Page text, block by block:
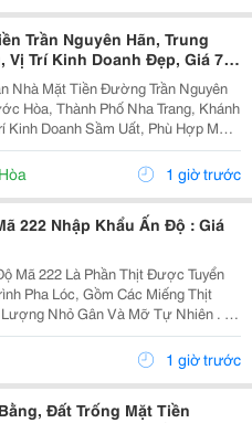
Trần Nguyên Hãn, Trung
Vị Trí Kinh Doanh Đẹp, Giá 7,4
Nhà Mặt Tiền Đường Trần Nguyên
Hòa, Thành Phố Nha Trang, Khánh
Kinh Doanh Sầm Uất, Phù Hợp Mở
Showroom Hoặc Đầu Tư Cho
Thuê Lâu Dài. Thông Tin Chi Tiết. - Địa Chỉ: Số...1 giờ trước
222 Nhập Khẩu Ấn Độ : Giá
Mã 222 Là Phần Thịt Được Tuyển
Pha Lóc, Gồm Các Miếng Thịt
Nhỏ Gân Và Mỡ Tự Nhiên . Tỷ
Được Độ Mềm, Vị Ngọt Và
Sau Khi Chế Biến. Sản
1 giờ trước
Đất Trống Mặt Tiền